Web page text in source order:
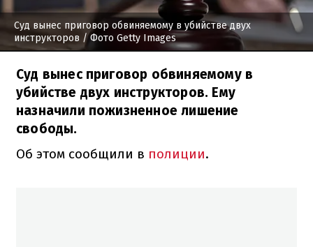
Суд вынес приговор обвиняемому в убийстве двух
инструкторов / Фото Getty Images
Суд вынес приговор обвиняемому в
убийстве двух инструкторов. Ему
назначили пожизненное лишение
свободы.
Об этом сообщили в полиции.